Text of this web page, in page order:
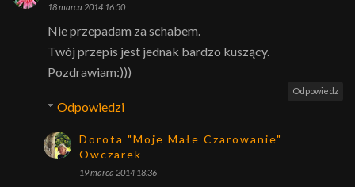
18 marca 2014 16:50
Nie przepadam za schabem.
Twój przepis jest jednak bardzo kuszący.
Pozdrawiam:)))
Odpowiedz
Odpowiedzi
Dorota "Moje Małe Czarowanie"
Owczarek
19 marca 2014 18:36